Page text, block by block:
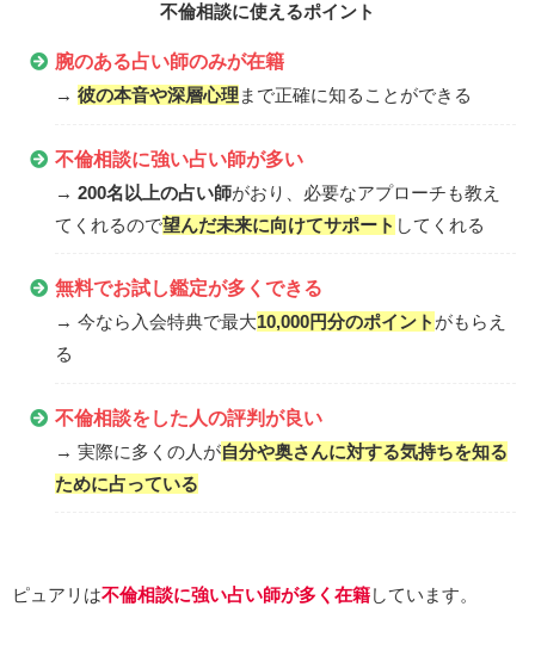
不倫相談に使えるポイント
腕のある占い師のみが在籍
→ 彼の本音や深層心理まで正確に知ることができる
不倫相談に強い占い師が多い
→ 200名以上の占い師がおり、必要なアプローチも教え
てくれるので望んだ未来に向けてサポート してくれる
無料でお試し鑑定が多くできる
→ 今なら入会特典で最大10,000円分のポイント がもらえ
る
不倫相談をした人の評判が良い
→ 実際に多くの人が自分や奥さんに対する気持ちを知る
ために占っている
ピュアリは不倫相談に強い占い師が多く在籍しています。